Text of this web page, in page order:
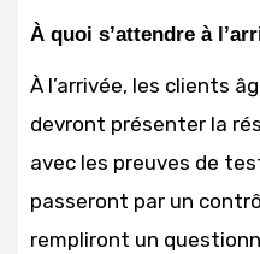
À quoi s’attendre à
À l’arrivée, les clients
devront présenter la
avec les preuves de
passeront par un
rempliront un